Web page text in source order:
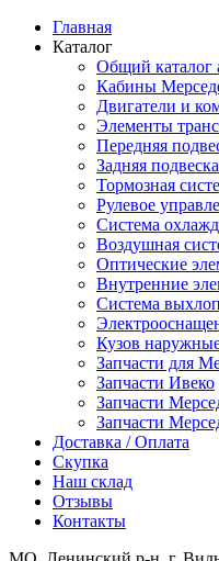
Главная
Каталог
Общий каталог
Кабины
Двигатели и
Элементы
Передняя
Задняя подвеска
Тормозная
Рулевое
Система
Воздушная
Оптические
Внутренние
Система
Кузов
Запчасти для
Запчасти Ивеко
Запчасти
Запчасти
Доставка / Оплата
Скупка
Наш склад
Отзывы
Контакты